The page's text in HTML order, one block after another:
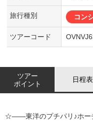
旅行種別 コン
ツアーコード
ツアー
ポイント
日程表
☆――東洋のプチパリ♪ホ